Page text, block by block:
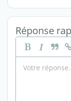
Réponse